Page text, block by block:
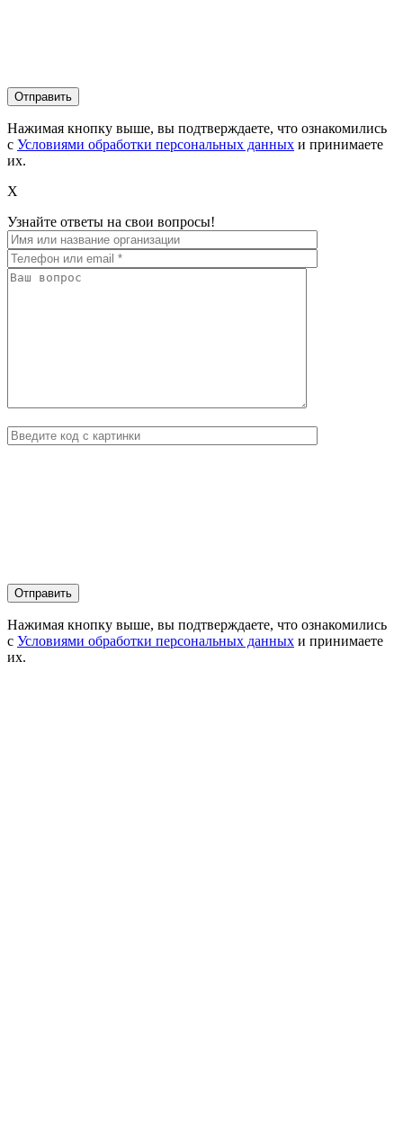
Нажимая кнопку выше, вы подтверждаете, что ознакомились
с Условиями обработки персональных данных и принимаете
их.
X
Узнайте ответы на свои вопросы!
Нажимая кнопку выше, вы подтверждаете, что ознакомились
с Условиями обработки персональных данных и принимаете
их.